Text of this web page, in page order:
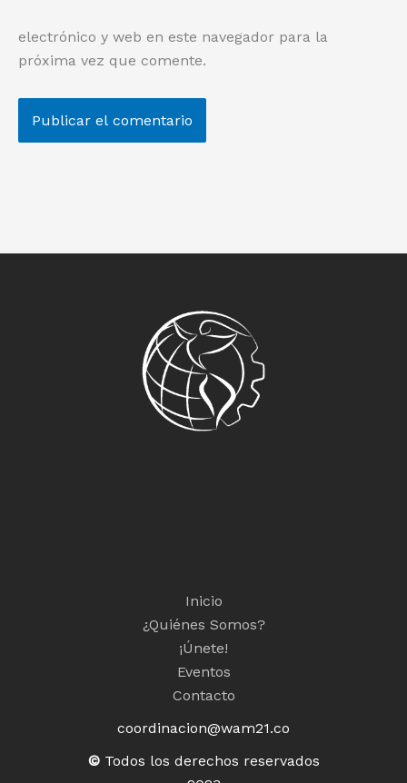
electrónico y web en este navegador para la
próxima vez que comente.
Inicio
¿Quiénes Somos?
¡Únete!
Eventos
Contacto
coordinacion@wam21.co
© Todos los derechos reservados